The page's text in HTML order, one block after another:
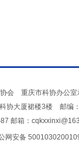
会 重庆市科协办公室
协大厦裙楼3楼 邮编
邮箱：
网安备